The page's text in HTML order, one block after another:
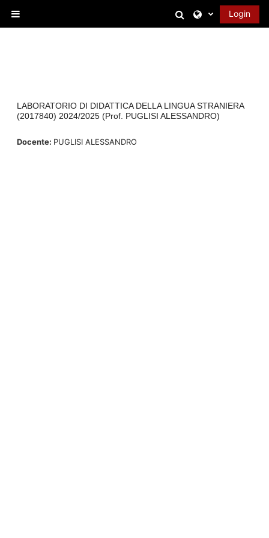
Attiva/disattiva
Login
LABORATORIO DI DIDATTICA DELLA LINGUA STRANIERA
(2017840) 2024/2025 (Prof. PUGLISI ALESSANDRO)
Docente: PUGLISI ALESSANDRO